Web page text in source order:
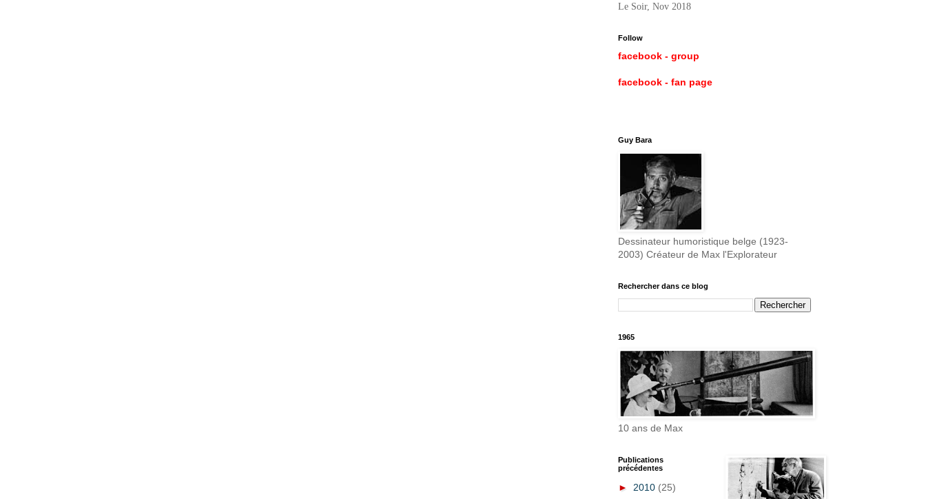
Le Soir, Nov 2018
Follow
facebook - group
facebook - fan page
Guy Bara
Dessinateur humoristique belge (1923-
2003) Créateur de Max l'Explorateur
Rechercher dans ce blog
1965
10 ans de Max
Publications
précédentes
► 2010 (25)